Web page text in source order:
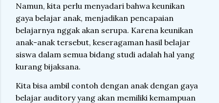
Namun, kita perlu menyadari bahwa keunikan
gaya belajar anak, menjadikan pencapaian
belajarnya nggak akan serupa. Karena keunikan
anak-anak tersebut, keseragaman hasil belajar
siswa dalam semua bidang studi adalah hal yang
kurang bijaksana.
Kita bisa ambil contoh dengan anak dengan gaya
belajar auditory yang akan memiliki kemampuan